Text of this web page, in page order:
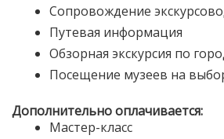
Сопровождение
Путевая информация
Обзорная экскурсия по
Посещение музеев на
Дополнительно оплачивается:
Мастер-класс